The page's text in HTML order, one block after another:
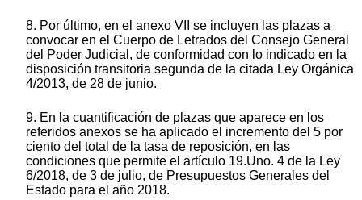
8. Por último, en el anexo VII se incluyen las plazas a
convocar en el Cuerpo de Letrados del Consejo General
del Poder Judicial, de conformidad con lo indicado en la
disposición transitoria segunda de la citada Ley Orgánica
4/2013, de 28 de junio.
9. En la cuantificación de plazas que aparece en los
referidos anexos se ha aplicado el incremento del 5 por
ciento del total de la tasa de reposición, en las
condiciones que permite el artículo 19.Uno. 4 de la Ley
6/2018, de 3 de julio, de Presupuestos Generales del
Estado para el año 2018.